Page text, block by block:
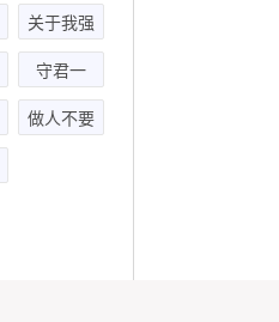
关于我强
吻了电梯
事儿
守君一
世-第一
做人不要